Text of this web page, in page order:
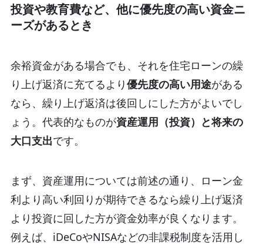
投資や教育費など、他に優先度の高い資金ニ
ーズがあるとき
余裕資金がある場合でも、それを住宅ローンの繰
り上げ返済に充てるより優先度の高い用途がある
なら、繰り上げ返済は後回しにした方がよいでし
ょう。代表的なものが資産運用（投資）と将来の
大口支出です。
まず、資産運用については前述の通り、ローン金
利より高い利回りが期待できるなら繰り上げ返済
より投資に回した方が資金効率が良くなります。
例えば、iDeCoやNISAなどの非課税制度を活用し